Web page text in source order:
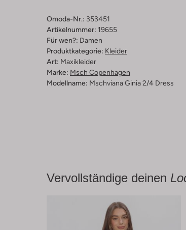
Omoda-Nr.: 353451
Artikelnummer: 19655
Für wen?: Damen
Produktkategorie: Kleider
Art: Maxikleider
Marke: Msch Copenhagen
Modellname: Mschviana Ginia 2/4 Dress
Vervollständige deinen